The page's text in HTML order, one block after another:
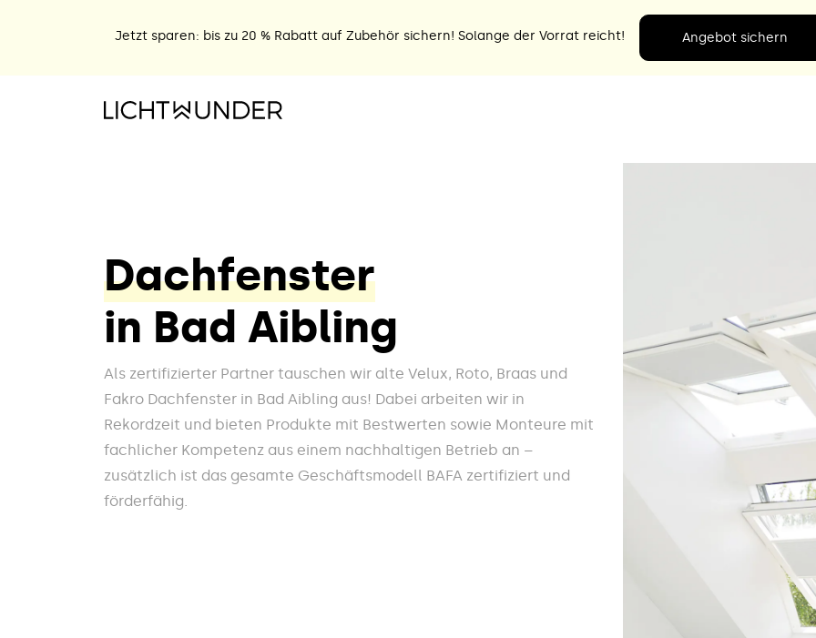
Jetzt sparen: bis zu 20 % Rabatt auf Zubehör sichern! Solange der Vorrat reicht! Angebot sichern
Dachfenster
in Bad Aibling
Als zertifizierter Partner tauschen wir alte Velux, Roto, Braas und
Fakro Dachfenster in Bad Aibling aus! Dabei arbeiten wir in
Rekordzeit und bieten Produkte mit Bestwerten sowie Monteure mit
fachlicher Kompetenz aus einem nachhaltigen Betrieb an –
zusätzlich ist das gesamte Geschäftsmodell BAFA zertifiziert und
förderfähig.